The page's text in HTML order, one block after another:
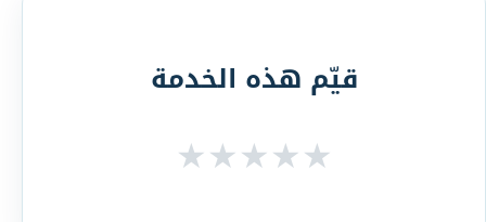
قيّم هذه الخدمة
★★★★★